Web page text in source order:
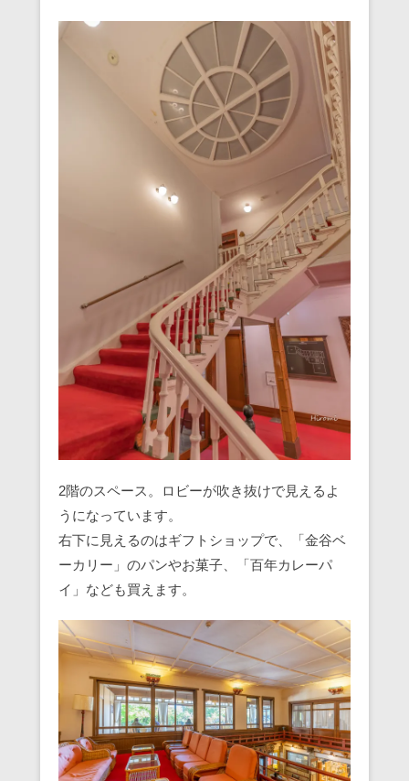
2階のスペース。ロビーが吹き抜けで見えるよ
うになっています。
右下に見えるのはギフトショップで、「金谷ベ
ーカリー」のパンやお菓子、「百年カレーパ
イ」なども買えます。